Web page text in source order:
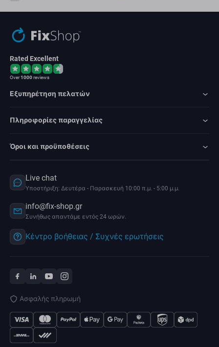
Rated Excellent
Over1000reviews
Εξυπηρέτηση πελατών
Πληροφορίες παραγγελίας
Όροι και προϋποθέσεις
Live chat
Υποστήριξη: Δευτέρα - Παρασκευή 10:00 π.μ. - 5:00 μ.μ.
info@fix-shop.gr
Συνήθως απαντάμε εντός 24 ωρών.
Κέντρο βοήθειας / Συχνές ερωτήσεις
Ασφαλής πληρωμή